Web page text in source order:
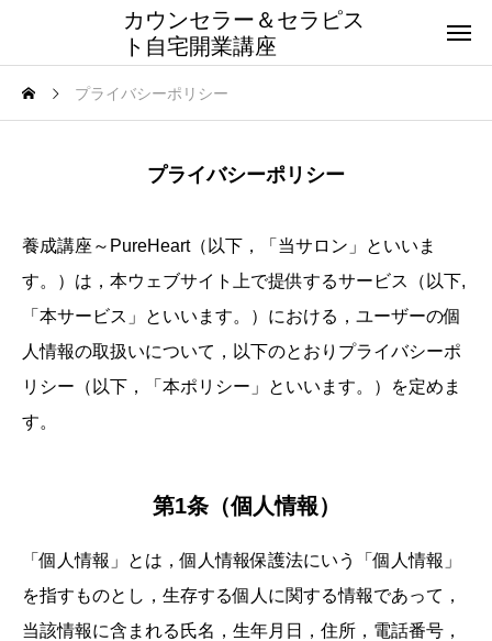
カウンセラー＆セラピス
ト自宅開業講座
プライバシーポリシー
プライバシーポリシー
養成講座～PureHeart（以下，「当サロン」といいま
す。）は，本ウェブサイト上で提供するサービス（以下,
「本サービス」といいます。）における，ユーザーの個
人情報の取扱いについて，以下のとおりプライバシーポ
リシー（以下，「本ポリシー」といいます。）を定めま
す。
第1条（個人情報）
「個人情報」とは，個人情報保護法にいう「個人情報」
を指すものとし，生存する個人に関する情報であって，
当該情報に含まれる氏名，生年月日，住所，電話番号，